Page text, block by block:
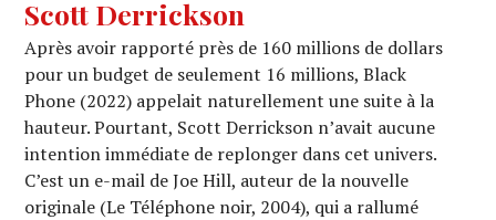
Scott Derrickson
Après avoir rapporté près de 160 millions de dollars
pour un budget de seulement 16 millions, Black
Phone (2022) appelait naturellement une suite à la
hauteur. Pourtant, Scott Derrickson n’avait aucune
intention immédiate de replonger dans cet univers.
C’est un e-mail de Joe Hill, auteur de la nouvelle
originale (Le Téléphone noir, 2004), qui a rallumé